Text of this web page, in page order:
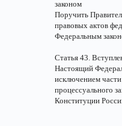
законом
Поручить
правовых актов
Федеральным
Статья 43.
Настоящий
исключением части
процессуального
Конституции